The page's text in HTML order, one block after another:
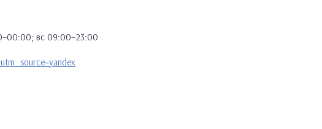
вс 09:00–23:00